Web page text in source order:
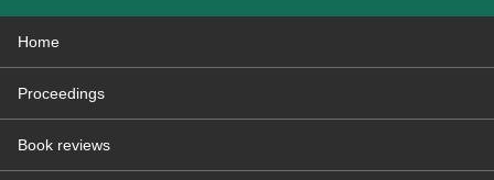
Home
Proceedings
Book reviews